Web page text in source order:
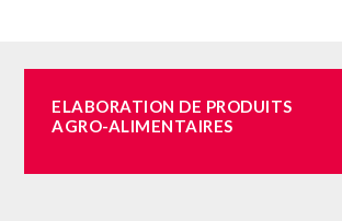
ELABORATION DE PRODUITS
AGRO-ALIMENTAIRES